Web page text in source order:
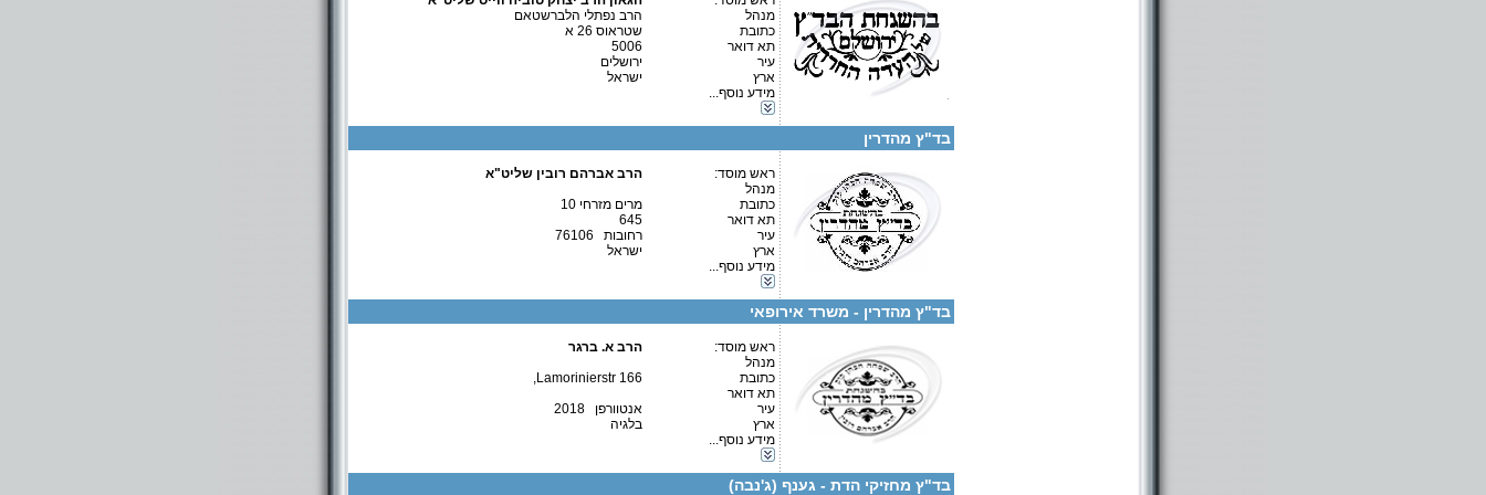
מנהל
הרב נפתלי הלברשטאם
כתובת
שטראוס 26 א
תא דואר
5006
עיר
ירושלים
ארץ
ישראל
מידע נוסף...
חלב ישראל
מקפידים על חומרה זו
קטגוריות:
בד"ץ מהדרין
ראש מוסד:
הרב אברהם רובין שליט"א
מנהל
כתובת
מרים מזרחי 10
תא דואר
645
עיר
רחובות 76106
ארץ
ישראל
מידע נוסף...
טלפון 1:
טלפון 2:
איש קשר:
בד"ץ מהדרין - משרד אירופאי
ראש מוסד:
הרב א. ברגר
מנהל
כתובת
Lamorinierstr 166,
תא דואר
עיר
אנטוורפן 2018
ארץ
בלגיה
מידע נוסף...
טלפון 1:
טלפון 2:
פקס
איש קשר:
בד"ץ מחזיקי הדת - גענף (ג'נבה)
טלפון 1:
טלפון 2:
פקס